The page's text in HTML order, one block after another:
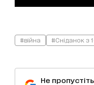
#війна #Сніданок з
Не